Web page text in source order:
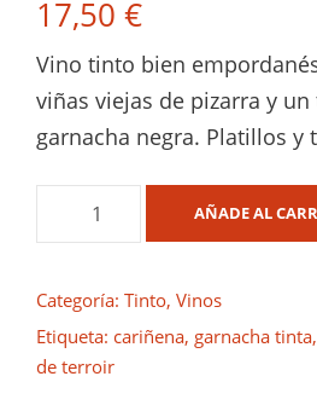
17,50 €
Vino tinto bien
viñas viejas de pizarra y
garnacha negra. Platillos y
r
s
N
AÑADE AL
Categoría: Tinto, Vinos
Etiqueta: cariñena, garnacha tinta,
de terroir